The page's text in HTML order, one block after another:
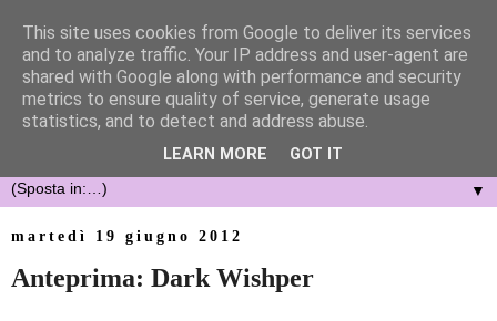
▼
martedì 19 giugno 2012
Anteprima: Dark Wishper
This site uses cookies from Google to deliver its services
and to analyze traffic. Your IP address and user-agent are
shared with Google along with performance and security
metrics to ensure quality of service, generate usage
statistics, and to detect and address abuse.
LEARN MORE GOT IT